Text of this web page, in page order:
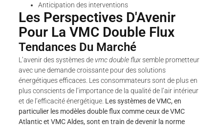
Anticipation des interventions
Les Perspectives D'Avenir
Pour La VMC Double Flux
Tendances Du Marché
L’avenir des systèmes devmc double fluxsemble prometteur
avec une demande croissante pour des solutions
énergétiques efficaces. Les consommateurs sont de plus en
plus conscients de l’importance de la qualité de l’air intérieur
et de l’efficacité énergétique. Les systèmes de VMC, en
particulier les modèles double flux comme ceux de VMC
Atlantic et VMC Aldes, sont en train de devenir la norme